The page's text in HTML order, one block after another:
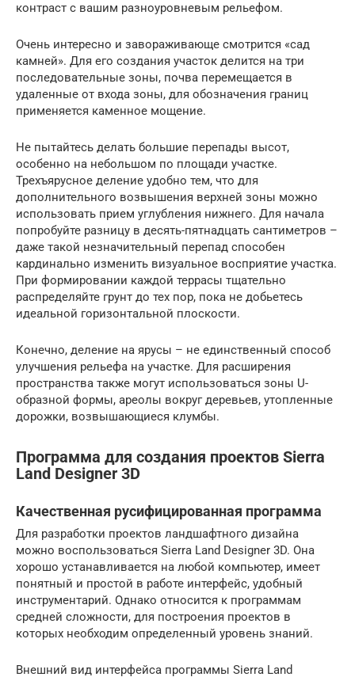
контраст с вашим разноуровневым рельефом.
Очень интересно и завораживающе смотрится «сад
камней». Для его создания участок делится на три
последовательные зоны, почва перемещается в
удаленные от входа зоны, для обозначения границ
применяется каменное мощение.
Не пытайтесь делать большие перепады высот,
особенно на небольшом по площади участке.
Трехъярусное деление удобно тем, что для
дополнительного возвышения верхней зоны можно
использовать прием углубления нижнего. Для начала
попробуйте разницу в десять-пятнадцать сантиметров –
даже такой незначительный перепад способен
кардинально изменить визуальное восприятие участка.
При формировании каждой террасы тщательно
распределяйте грунт до тех пор, пока не добьетесь
идеальной горизонтальной плоскости.
Конечно, деление на ярусы – не единственный способ
улучшения рельефа на участке. Для расширения
пространства также могут использоваться зоны U-
образной формы, ареолы вокруг деревьев, утопленные
дорожки, возвышающиеся клумбы.
Программа для создания проектов Sierra
Land Designer 3D
Качественная русифицированная программа
Для разработки проектов ландшафтного дизайна
можно воспользоваться Sierra Land Designer 3D. Она
хорошо устанавливается на любой компьютер, имеет
понятный и простой в работе интерфейс, удобный
инструментарий. Однако относится к программам
средней сложности, для построения проектов в
которых необходим определенный уровень знаний.
Внешний вид интерфейса программы Sierra Land